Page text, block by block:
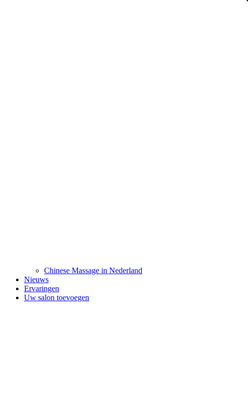
Chinese Massage in Nederland
Nieuws
Ervaringen
Uw salon toevoegen